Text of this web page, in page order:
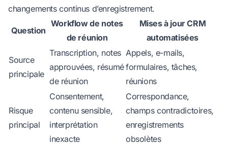
changements continus d’enregistrement.
Question
Workflow de notes
de réunion
Mises à jour CRM
automatisées
Source
principale
Transcription, notes
approuvées, résumé
de réunion
Appels, e-mails,
formulaires, tâches,
réunions
Risque
principal
Consentement,
contenu sensible,
interprétation
inexacte
Correspondance,
champs contradictoires,
enregistrements
obsolètes